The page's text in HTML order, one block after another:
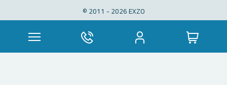
© 2011 - 2026 EXZO